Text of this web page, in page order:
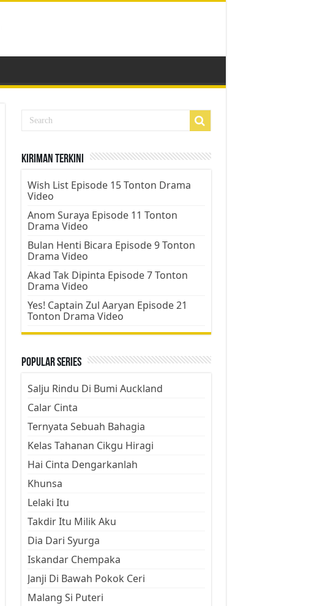
Kiriman Terkini
Wish List Episode 15 Tonton Drama
Video
Anom Suraya Episode 11 Tonton
Drama Video
Bulan Henti Bicara Episode 9 Tonton
Drama Video
Akad Tak Dipinta Episode 7 Tonton
Drama Video
Yes! Captain Zul Aaryan Episode 21
Tonton Drama Video
Popular Series
Salju Rindu Di Bumi Auckland
Calar Cinta
Ternyata Sebuah Bahagia
Kelas Tahanan Cikgu Hiragi
Hai Cinta Dengarkanlah
Khunsa
Lelaki Itu
Takdir Itu Milik Aku
Dia Dari Syurga
Iskandar Chempaka
Janji Di Bawah Pokok Ceri
Malang Si Puteri